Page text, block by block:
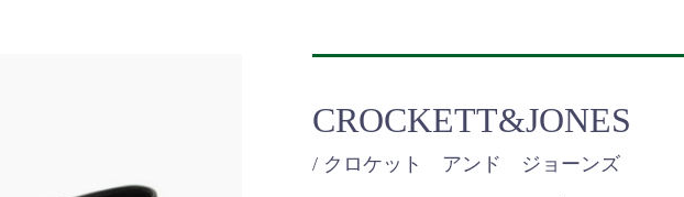
CROCKETT&JONES
/ クロケット アンド ジョーンズ